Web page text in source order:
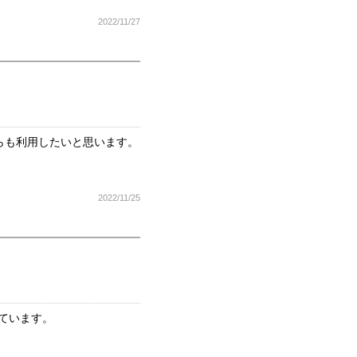
2022/11/27
利用したいと思います。
2022/11/25
います。